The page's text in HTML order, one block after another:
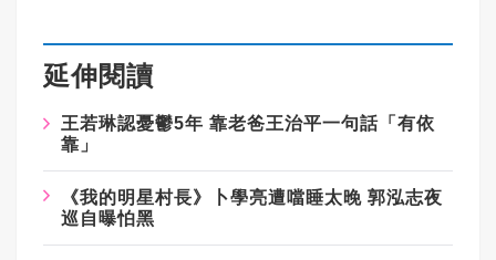
延伸閱讀
王若琳認憂鬱5年 靠老爸王治平一句話「有依
靠」
《我的明星村長》卜學亮遭噹睡太晚 郭泓志夜
巡自曝怕黑